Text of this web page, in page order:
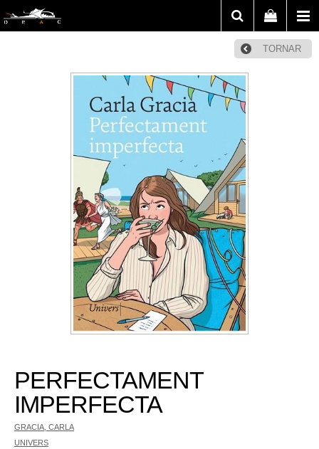
TORNAR
PERFECTAMENT
IMPERFECTA
GRACIA, CARLA
UNIVERS